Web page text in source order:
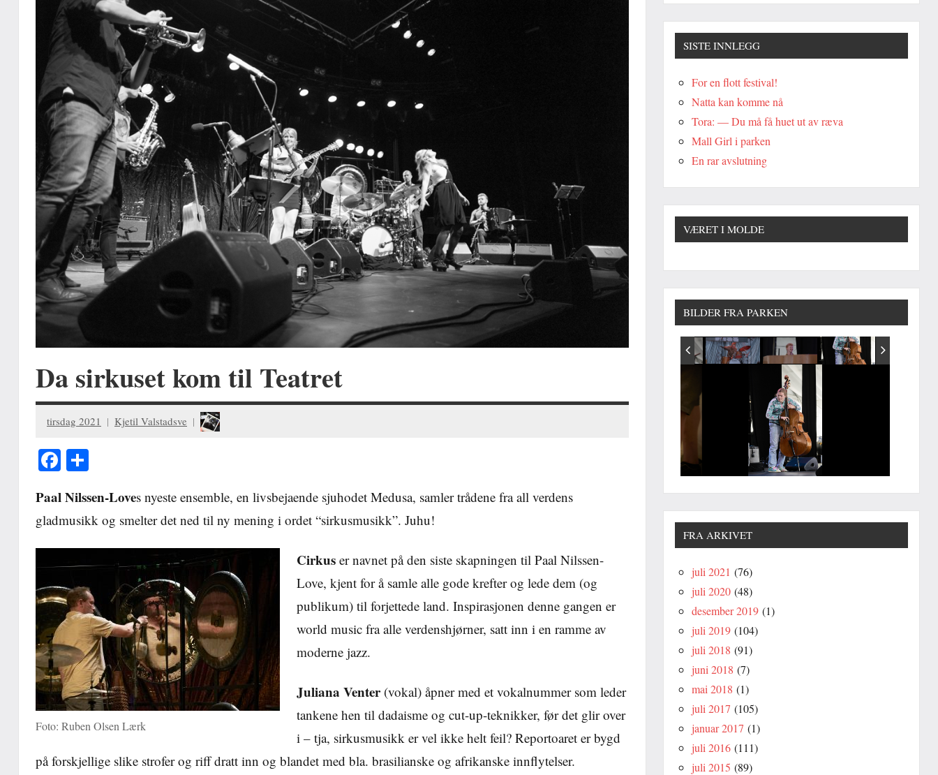
Da sirkuset kom til Teatret
tirsdag 2021 Kjetil Valstadsve
Facebook
Paal Nilssen-Loves nyeste ensemble, en livsbejaende sjuhodet Medusa, samler trådene fra all verdens
gladmusikk og smelter det ned til ny mening i ordet “sirkusmusikk”. Juhu!
Foto: Ruben Olsen Lærk
Cirkus er navnet på den siste skapningen til Paal Nilssen-
Love, kjent for å samle alle gode krefter og lede dem (og
publikum) til forjettede land. Inspirasjonen denne gangen er
world music fra alle verdenshjørner, satt inn i en ramme av
moderne jazz.
Juliana Venter(vokal) åpner med et vokalnummer som leder
tankene hen til dadaisme og cut-up-teknikker, før det glir over
i – tja, sirkusmusikk er vel ikke helt feil? Reportoaret er bygd
på forskjellige slike strofer og riff dratt inn og blandet med bla. brasilianske og afrikanske innflytelser.
SISTE INNLEGG
For en flott festival!
Natta kan komme nå
Tora: — Du må få huet ut av ræva
Mall Girl i parken
En rar avslutning
VÆRET I MOLDE
BILDER FRA PARKEN
FRA ARKIVET
juli 2021 (76)
juli 2020 (48)
desember 2019 (1)
juli 2019 (104)
juli 2018 (91)
juni 2018 (7)
mai 2018 (1)
juli 2017 (105)
januar 2017 (1)
juli 2016 (111)
juli 2015 (89)